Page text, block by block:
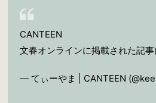
CANTEEN
文春オンラインに掲載された記
— てぃーやま | CANTEEN